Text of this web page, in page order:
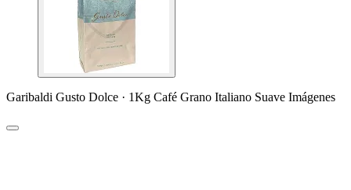
Garibaldi Gusto Dolce · 1Kg Café Grano Italiano Suave Imágenes